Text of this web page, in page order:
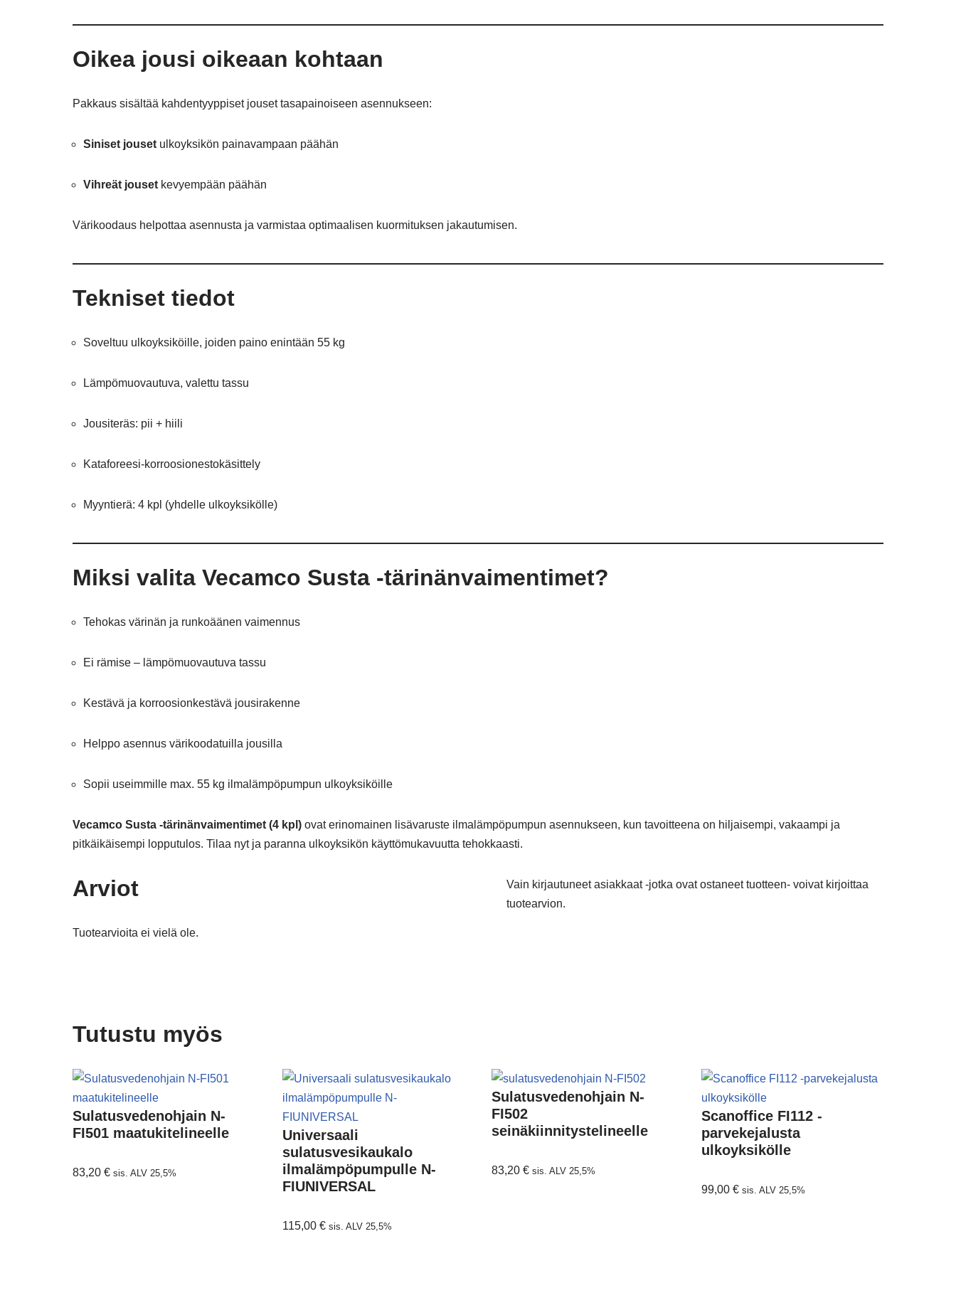
Oikea jousi oikeaan kohtaan
Pakkaus sisältää kahdentyyppiset jouset tasapainoiseen asennukseen:
Siniset jouset ulkoyksikön painavampaan päähän
Vihreät jouset kevyempään päähän
Värikoodaus helpottaa asennusta ja varmistaa optimaalisen kuormituksen jakautumisen.
Tekniset tiedot
Soveltuu ulkoyksiköille, joiden paino enintään 55 kg
Lämpömuovautuva, valettu tassu
Jousiteräs: pii + hiili
Kataforeesi-korroosionestokäsittely
Myyntierä: 4 kpl (yhdelle ulkoyksikölle)
Miksi valita Vecamco Susta -tärinänvaimentimet?
Tehokas värinän ja runkoäänen vaimennus
Ei rämise – lämpömuovautuva tassu
Kestävä ja korroosionkestävä jousirakenne
Helppo asennus värikoodatuilla jousilla
Sopii useimmille max. 55 kg ilmalämpöpumpun ulkoyksiköille
Vecamco Susta -tärinänvaimentimet (4 kpl) ovat erinomainen lisävaruste ilmalämpöpumpun asennukseen, kun tavoitteena on hiljaisempi, vakaampi ja
pitkäikäisempi lopputulos. Tilaa nyt ja paranna ulkoyksikön käyttömukavuutta tehokkaasti.
Arviot
Tuotearvioita ei vielä ole.
Vain kirjautuneet asiakkaat -jotka ovat ostaneet tuotteen- voivat kirjoittaa
tuotearvion.
Tutustu myös
Sulatusvedenohjain N-
FI501 maatukitelineelle
83,20 € sis. ALV 25,5%
Universaali
sulatusvesikaukalo
ilmalämpöpumpulle N-
FIUNIVERSAL
115,00 € sis. ALV 25,5%
Sulatusvedenohjain N-
FI502
seinäkiinnitystelineelle
83,20€ sis. ALV 25,5%
Scanoffice FI112 -
parvekejalusta
ulkoyksikölle
99,00€ sis. ALV 25,5%